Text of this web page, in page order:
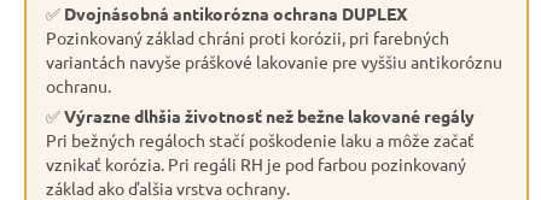
✅ Dvojnásobná antikorózna ochrana DUPLEX
Pozinkovaný základ chráni proti korózii, pri farebných
variantách navyše práškové lakovanie pre vyššiu antikoróznu
ochranu.
✅Výrazne dlhšia životnosť než bežne lakované regály
Pri bežných regáloch stačí poškodenie laku a môže začať
vznikať korózia. Pri regáli RH je pod farbou pozinkovaný
základ ako ďalšia vrstva ochrany.